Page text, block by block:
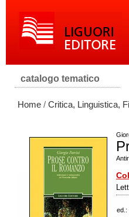
catalogo tematico
Home / Critica, Linguistica,
ed.: